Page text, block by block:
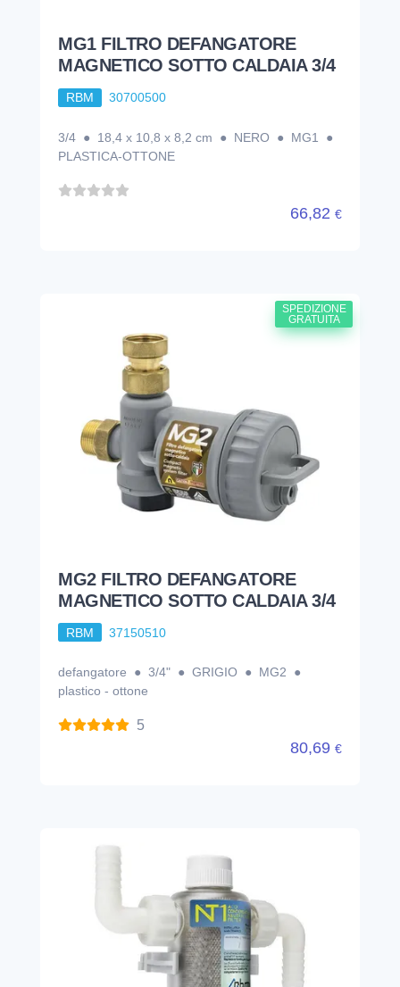
MG1 FILTRO DEFANGATORE
MAGNETICO SOTTO CALDAIA 3/4
RBM 30700500
3/4 ● 18,4 x 10,8 x 8,2 cm ● NERO ● MG1 ●
PLASTICA-OTTONE
66,82 €
SPEDIZIONE
GRATUITA
MG2 FILTRO DEFANGATORE
MAGNETICO SOTTO CALDAIA 3/4
RBM 37150510
defangatore ● 3/4" ● GRIGIO ● MG2 ●
plastico - ottone
5
80,69 €